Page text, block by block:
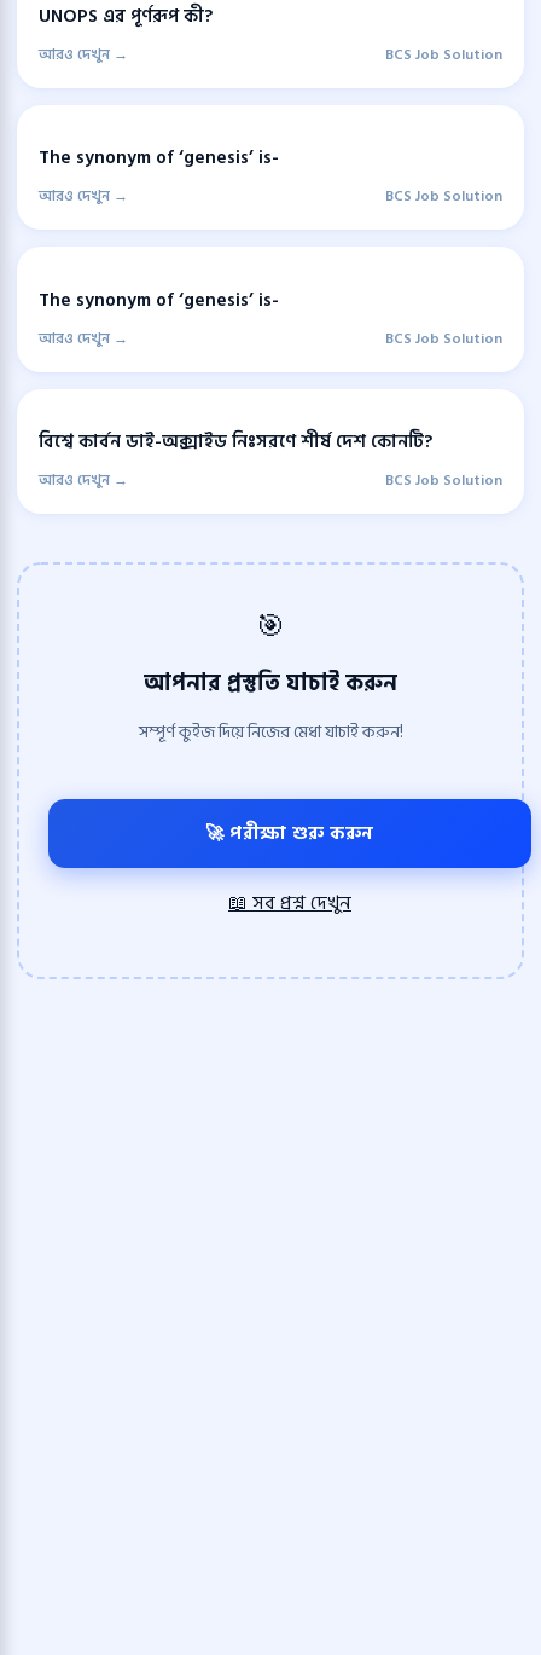
UNOPS এর পূর্ণরূপ কী?
আরও দেখুন → BCS Job Solution
The synonym of ‘genesis’ is-
আরও দেখুন → BCS Job Solution
The synonym of ‘genesis’ is-
আরও দেখুন → BCS Job Solution
বিশ্বে কার্বন ডাই-অক্সাইড নিঃসরণে শীর্ষ দেশ কোনটি?
আরও দেখুন → BCS Job Solution
🎯
আপনার প্রস্তুতি যাচাই করুন
সম্পূর্ণ কুইজ দিয়ে নিজের মেধা যাচাই করুন!
🚀 পরীক্ষা শুরু করুন
📖 সব প্রশ্ন দেখুন